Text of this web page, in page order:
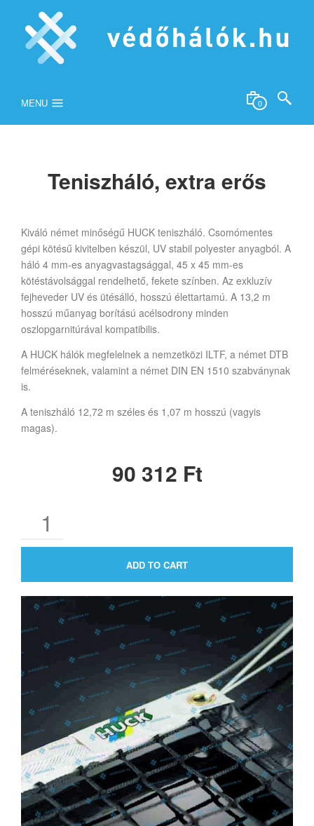
MENU 0
Teniszháló, extra erős
Kiváló német minőségű HUCK teniszháló. Csomómentes
gépi kötésű kivitelben készül, UV stabil polyester anyagból. A
háló 4 mm-es anyagvastagsággal, 45 x 45 mm-es
kötéstávolsággal rendelhető, fekete színben. Az exkluzív
fejheveder UV és ütésálló, hosszú élettartamú. A 13,2 m
hosszú műanyag borítású acélsodrony minden
oszlopgarnitúrával kompatibilis.
A HUCK hálók megfelelnek a nemzetközi ILTF, a német DTB
felméréseknek, valamint a német DIN EN 1510 szabványnak
is.
A teniszháló 12,72 m széles és 1,07 m hosszú (vagyis
magas).
90 312 Ft
ADD TO CART